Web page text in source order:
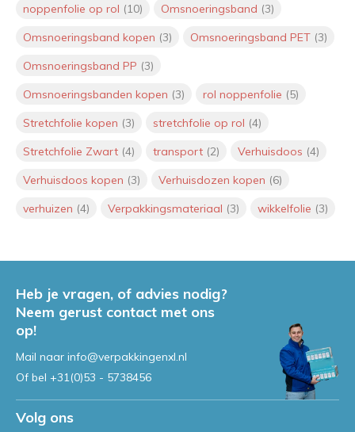
Interview met Roderick Klaver:
VerpakkingenXL
Mag een pizzadoos bij het oud
over recycling
Onze luchtkussen enveloppen
zijn nu klaar voor verzending
DoorJeroen
Handwikkelfolie controleren?
Probeer hier onze calculator!
noppenfolie op rol (10) Omsnoeringsband (3)
Omsnoeringsband kopen (3) Omsnoeringsband PET (3)
Omsnoeringsband PP (3)
Omsnoeringsbanden kopen (3) rol noppenfolie (5)
Stretchfolie kopen (3) stretchfolie op rol (4)
Stretchfolie Zwart (4) transport (2) Verhuisdoos (4)
Verhuisdoos kopen (3) Verhuisdozen kopen (6)
verhuizen (4) Verpakkingsmateriaal (3) wikkelfolie (3)
Heb je vragen, of advies nodig?
Neem gerust contact met ons
op!
Mail naar info@verpakkingenxl.nl
Of bel +31(0)53 - 5738456
Volg ons